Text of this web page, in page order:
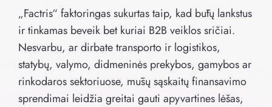
„Factris“ faktoringas sukurtas taip, kad būtų lankstus
ir tinkamas beveik bet kuriai B2B veiklos sričiai.
Nesvarbu, ar dirbate transporto ir logistikos,
statybų, valymo, didmeninės prekybos, gamybos ar
rinkodaros sektoriuose, mūsų sąskaitų finansavimo
sprendimai leidžia greitai gauti apyvartines lėšas,